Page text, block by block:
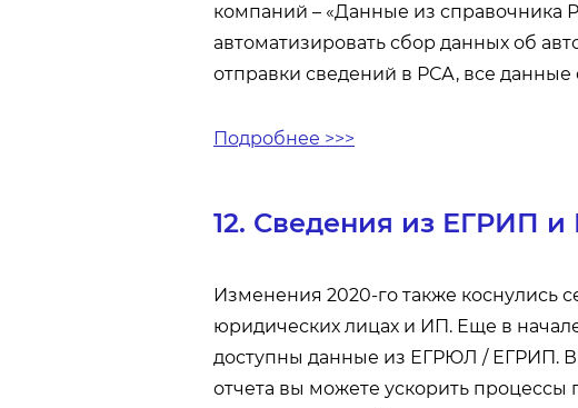
компаний – «Данные из справочника
автоматизировать сбор данных об
отправки сведений в РСА, все
Подробнее >>>
12. Сведения из ЕГРИП
Изменения 2020-го также коснулись
юридических лицах и ИП. Еще в
доступны данные из ЕГРЮЛ / ЕГРИП. В
отчета вы можете ускорить процессы